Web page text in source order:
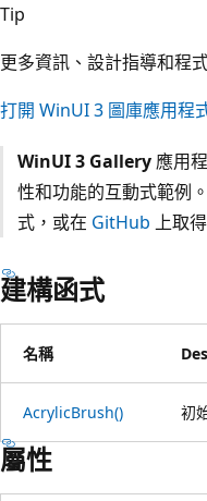
Tip
更多資訊、設計指導和程
打開 WinUI 3 圖庫應用程
WinUI 3 Gallery應用
性和功能的互動式範例
式，或在 GitHub 上取
建構函式
名稱
AcrylicBrush() 初
屬性